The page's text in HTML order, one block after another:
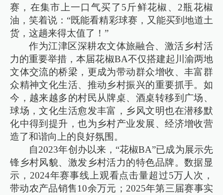
赛，在集市上一口气买了5斤鲜花椒、2瓶花椒
油，笑着说：“既能看精彩球赛，又能买到地道土
货，这趟来得太值了！”
作为江津区深耕农文体旅融合、激活乡村活
力的重要举措，本届花椒BA不仅搭建起川渝两地
文体交流的桥梁，更成为带动群众增收、丰富群
众精神文化生活、推动乡村振兴的重要抓手。如
今，越来越多的村民从牌桌、酒桌转移到广场、
球场，文化生活愈发丰富，乡风文明也在潜移默
化中得到提升，也为乡村产业发展、经济增收营
造了和谐向上的良好氛围。
自2023年创办以来，“花椒BA”已成为展示先
锋乡村风貌、激发乡村活力的特色品牌。数据显
示，2024年赛事线上观看点击量超过5万人次，
带动农产品销售10余万元；2025年第三届赛事实